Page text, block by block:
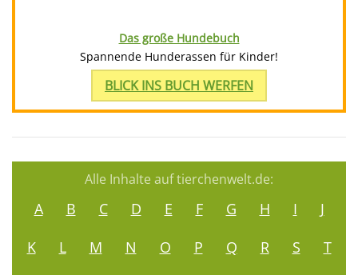
Das große Hundebuch
Spannende Hunderassen für Kinder!
BLICK INS BUCH WERFEN
Alle Inhalte auf tierchenwelt.de:
A B C D E F G H I
J
K
L M N O P Q R S
T